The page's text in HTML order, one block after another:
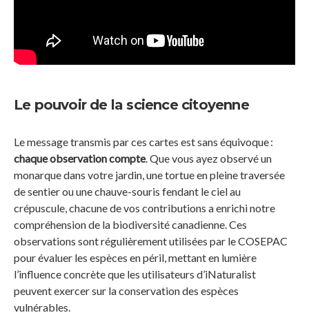
Le pouvoir de la science citoyenne
Le message transmis par ces cartes est sans équivoque :
chaque observation compte. Que vous ayez observé un
monarque dans votre jardin, une tortue en pleine traversée
de sentier ou une chauve-souris fendant le ciel au
crépuscule, chacune de vos contributions a enrichi notre
compréhension de la biodiversité canadienne. Ces
observations sont régulièrement utilisées par le COSEPAC
pour évaluer les espèces en péril, mettant en lumière
l’influence concrète que les utilisateurs d’iNaturalist
peuvent exercer sur la conservation des espèces
vulnérables.